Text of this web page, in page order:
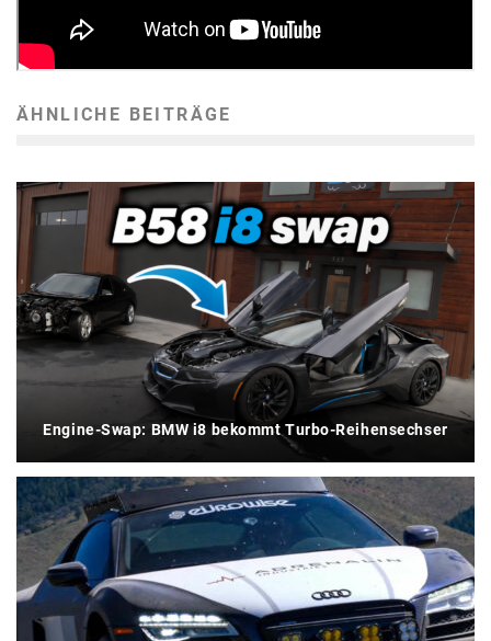
soll das Monster-Aggregat mit 1.500 PS also auf
dem Land für adäquaten Vortrieb sorgen.
ÄHNLICHE BEITRÄGE
Engine-Swap: BMW i8 bekommt Turbo-Reihensechser